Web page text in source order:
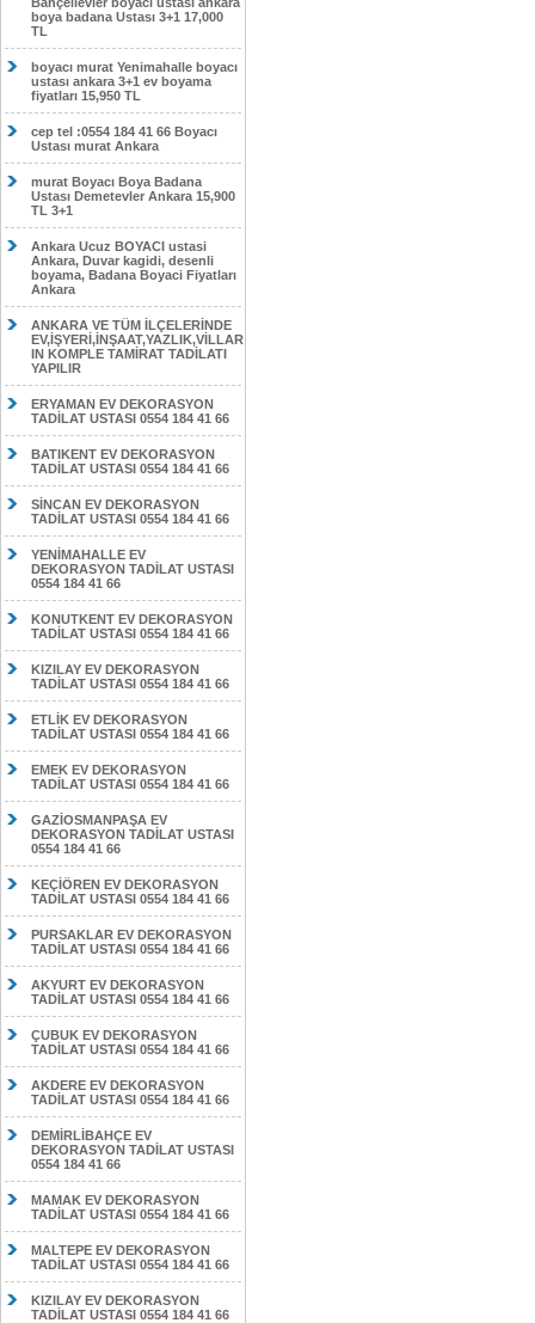
boya badana Ustası 3+1 17,000
TL
boyacı murat Yenimahalle boyacı
ustası ankara 3+1 ev boyama
fiyatları 15,950 TL
cep tel :0554 184 41 66 Boyacı
Ustası murat Ankara
murat Boyacı Boya Badana
Ustası Demetevler Ankara 15,900
TL 3+1
Ankara Ucuz BOYACI ustasi
Ankara, Duvar kagidi, desenli
boyama, Badana Boyaci Fiyatları
Ankara
ANKARA VE TÜM İLÇELERİNDE
EV,İŞYERİ,İNŞAAT,YAZLIK,VİLLAR
IN KOMPLE TAMİRAT TADİLATI
YAPILIR
ERYAMAN EV DEKORASYON
TADİLAT USTASI 0554 184 41 66
BATIKENT EV DEKORASYON
TADİLAT USTASI 0554 184 41 66
SİNCAN EV DEKORASYON
TADİLAT USTASI 0554 184 41 66
YENİMAHALLE EV
DEKORASYON TADİLAT USTASI
0554 184 41 66
KONUTKENT EV DEKORASYON
TADİLAT USTASI 0554 184 41 66
KIZILAY EV DEKORASYON
TADİLAT USTASI 0554 184 41 66
ETLİK EV DEKORASYON
TADİLAT USTASI 0554 184 41 66
EMEK EV DEKORASYON
TADİLAT USTASI 0554 184 41 66
GAZİOSMANPAŞA EV
DEKORASYON TADİLAT USTASI
0554 184 41 66
KEÇİÖREN EV DEKORASYON
TADİLAT USTASI 0554 184 41 66
PURSAKLAR EV DEKORASYON
TADİLAT USTASI 0554 184 41 66
AKYURT EV DEKORASYON
TADİLAT USTASI 0554 184 41 66
ÇUBUK EV DEKORASYON
TADİLAT USTASI 0554 184 41 66
AKDERE EV DEKORASYON
TADİLAT USTASI 0554 184 41 66
DEMİRLİBAHÇE EV
DEKORASYON TADİLAT USTASI
0554 184 41 66
MAMAK EV DEKORASYON
TADİLAT USTASI 0554 184 41 66
MALTEPE EV DEKORASYON
TADİLAT USTASI 0554 184 41 66
KIZILAY EV DEKORASYON
TADİLAT USTASI 0554 184 41 66